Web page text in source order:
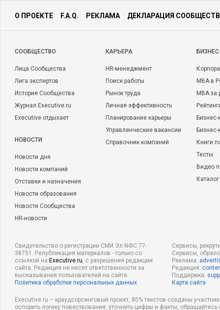
О ПРОЕКТЕ F.A.Q. РЕКЛАМА ДЕКЛАРАЦИЯ
CООБЩЕСТВО
Лица Сообщества
Лига экспертов
История Сообщества
Журнал Executive.ru
Executive отдыхает
НОВОСТИ
Новости дня
Новости компаний
Отставки и назначения
Новости образования
Новости Сообщества
HR-новости
КАРЬЕРА
HR-менеджмент
Поиск работы
Рынок труда
Личная эффективность
Планирование карьеры
Управленческие вакансии
Справочник компаний
MBA в
MBA
Бизнес-
Книги
Тесты
Видео
Свидетельство о регистрации СМИ Эл NФС 77-
38751. Републикация материалов - только со
ссылкой на Executive.ru, с разрешения редакции
сайта. Редакция не несет ответственности за
высказывания пользователей на сайте.
Политика обработки персональных данных
Сервисы,
Сервисы,
Реклама:
Редакция:
Поддержка:
Карта сайта
Executive.ru – краудсорсинговый проект, 80% текстов созданы
оспорить логику повествования, уточнить цифры и факты,